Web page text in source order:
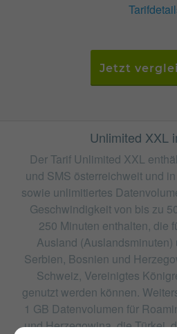
Jetzt
Unlimited XXL
Der Tarif Unlimited XXL
und SMS österreichweit und
sowie unlimitiertes
Geschwindigkeit von bis zu
250 Minuten enthalten, die
Ausland
Serbien, Bosnien und
Schweiz, Vereinigtes
genutzt werden können.
1 GB Datenvolumen für
und Herzegowina, die Türkei,